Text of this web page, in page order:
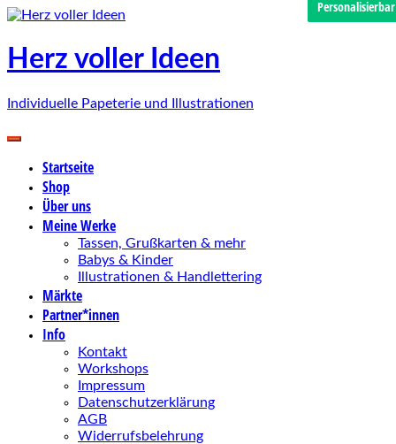
Zum
springen
Herz voller Ideen
Individuelle Papeterie und Illustrationen
Startseite
Shop
Über uns
Meine Werke
Tassen, Grußkarten & mehr
Babys & Kinder
Illustrationen & Handlettering
Märkte
Partner*innen
Info
Kontakt
Workshops
Impressum
Datenschutzerklärung
AGB
Widerrufsbelehrung
Personalisierbar
Personalisierbar
Personalisierbar